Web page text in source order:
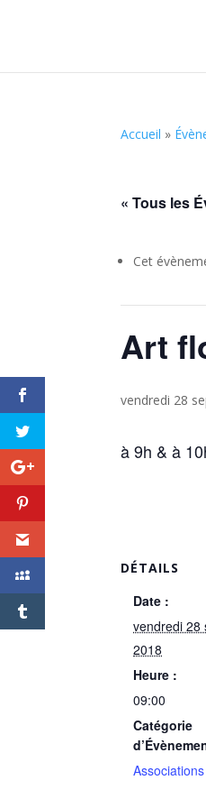
Accueil »
« Tous les
Cet
Art
vendredi 28
à 9h & à
DÉTAILS
Date :
vendredi 28
2018
Heure :
09:00
Catégorie
Associations